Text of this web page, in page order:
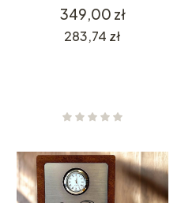
Cena
349,00 zł
Cena
283,74 zł